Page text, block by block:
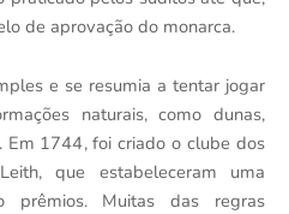
de aprovação do monarca.
e se resumia a tentar jogar
naturais, como dunas,
Em 1744, foi criado o clube dos
que estabeleceram uma
prêmios. Muitas das regras